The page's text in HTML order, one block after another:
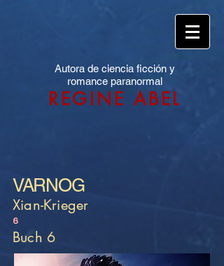
Autora de ciencia ficción y
romance paranormal
REGINE ABEL
VARNOG
Xian-Krieger
6
Buch 6